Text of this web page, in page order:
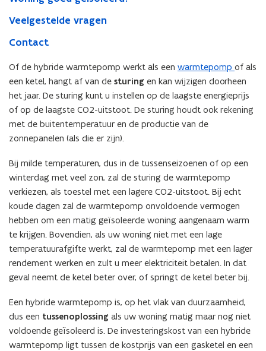
Veelgestelde vragen
Contact
Of de hybride warmtepomp werkt als een warmtepomp of als
een ketel, hangt af van de sturing en kan wijzigen doorheen
het jaar. De sturing kunt u instellen op de laagste energieprijs
of op de laagste CO2-uitstoot. De sturing houdt ook rekening
met de buitentemperatuur en de productie van de
zonnepanelen (als die er zijn).
Bij milde temperaturen, dus in de tussenseizoenen of op een
winterdag met veel zon, zal de sturing de warmtepomp
verkiezen, als toestel met een lagere CO2-uitstoot. Bij echt
koude dagen zal de warmtepomp onvoldoende vermogen
hebben om een matig geïsoleerde woning aangenaam warm
te krijgen. Bovendien, als uw woning niet met een lage
temperatuurafgifte werkt, zal de warmtepomp met een lager
rendement werken en zult u meer elektriciteit betalen. In dat
geval neemt de ketel beter over, of springt de ketel beter bij.
Een hybride warmtepomp is, op het vlak van duurzaamheid,
dus een tussenoplossing als uw woning matig maar nog niet
voldoende geïsoleerd is. De investeringskost van een hybride
warmtepomp ligt tussen de kostprijs van een gasketel en een